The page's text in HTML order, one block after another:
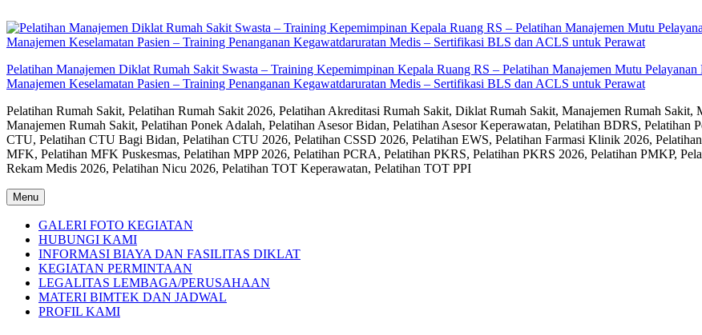
to
content
Pelatihan Manajemen Diklat Rumah Sakit Swasta – Training Kepemimpinan Kepala Ruang RS – Pelatihan Manajemen Mutu
Manajemen Keselamatan Pasien – Training Penanganan Kegawatdaruratan Medis – Sertifikasi BLS dan ACLS untuk Perawat
Pelatihan Rumah Sakit, Pelatihan Rumah Sakit 2026, Pelatihan Akreditasi Rumah Sakit, Diklat Rumah Sakit, Manajemen Rumah
Manajemen Rumah Sakit, Pelatihan Ponek Adalah, Pelatihan Asesor Bidan, Pelatihan Asesor Keperawatan, Pelatihan BDRS,
CTU, Pelatihan CTU Bagi Bidan, Pelatihan CTU 2026, Pelatihan CSSD 2026, Pelatihan EWS, Pelatihan Farmasi Klinik 2026,
MFK, Pelatihan MFK Puskesmas, Pelatihan MPP 2026, Pelatihan PCRA, Pelatihan PKRS, Pelatihan PKRS 2026, Pelatihan PMKP,
Rekam Medis 2026, Pelatihan Nicu 2026, Pelatihan TOT Keperawatan, Pelatihan TOT PPI
Menu
GALERI FOTO KEGIATAN
HUBUNGI KAMI
INFORMASI BIAYA DAN FASILITAS DIKLAT
KEGIATAN PERMINTAAN
LEGALITAS LEMBAGA/PERUSAHAAN
MATERI BIMTEK DAN JADWAL
PROFIL KAMI